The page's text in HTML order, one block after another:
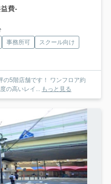
費-
事務所可
スクール向け
5階店舗です！ ワンフロア約
の高いレイ...
もっと見る